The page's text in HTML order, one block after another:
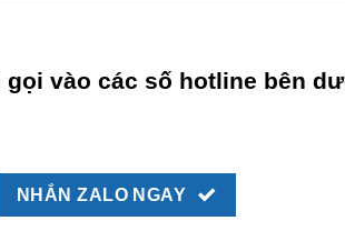
vào các số hotline bên
NHẮN ZALO NGAY